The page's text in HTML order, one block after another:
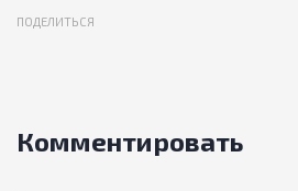
ПОДЕЛИТЬСЯ
Комментировать